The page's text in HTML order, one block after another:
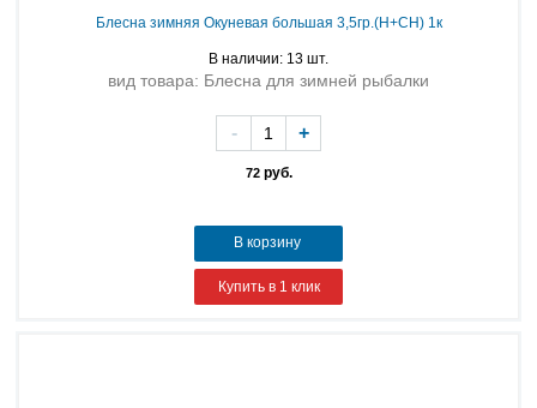
Блесна зимняя Окуневая большая 3,5гр.(Н+СН) 1к
В наличии: 13 шт.
вид товара: Блесна для зимней рыбалки
72руб.
- +
В корзину
Купить в 1 клик